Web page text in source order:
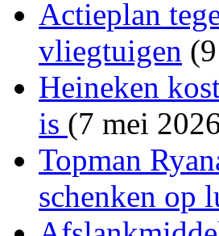
Actieplan
vliegtuigen
Heineken
is (7 mei
Topman
schenken op